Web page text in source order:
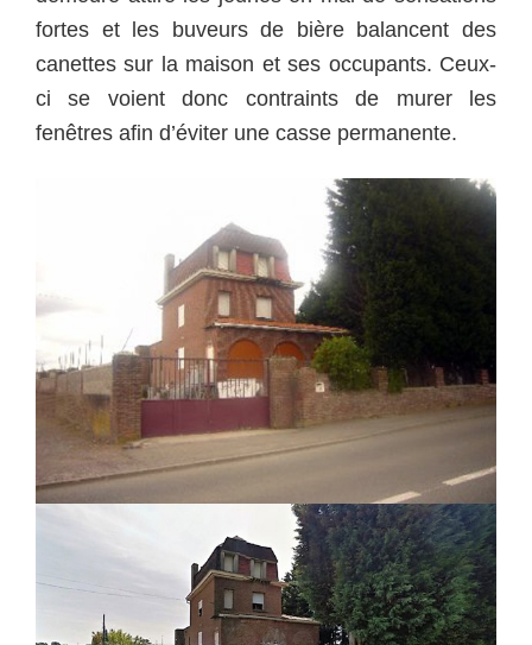
fortes et les buveurs de bière balancent des
canettes sur la maison et ses occupants. Ceux-
ci se voient donc contraints de murer les
fenêtres afin d’éviter une casse permanente.